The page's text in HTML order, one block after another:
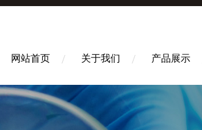
网站首页 关于我们 产品展示